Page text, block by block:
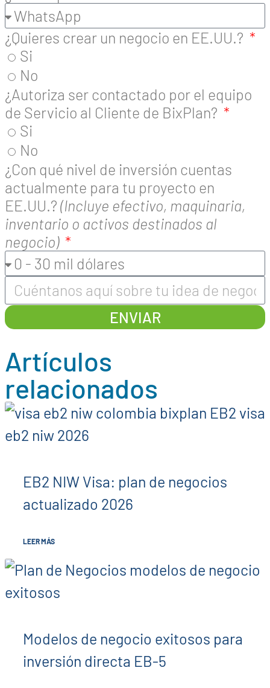
¿Quieres crear un negocio en EE.UU.?
Si
No
¿Autoriza ser contactado por el equipo
de Servicio al Cliente de BixPlan?
Si
No
¿Con qué nivel de inversión cuentas
actualmente para tu proyecto en
EE.UU.? (Incluye efectivo, maquinaria,
inventario o activos destinados al
negocio)
ENVIAR
Artículos
relacionados
EB2 NIW Visa: plan de negocios
actualizado 2026
LEER MÁS
Modelos de negocio exitosos para
inversión directa EB-5